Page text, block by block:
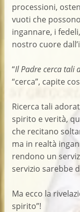
processioni,
vuoti che
ingannare, i
nostro cuore
“Il Padre cerca tali
“cerca”, capite
Ricerca tali
spirito e verità,
che recitano
ma in realtà
rendono un
servizio sarebbe
Ma ecco la
spirito”!